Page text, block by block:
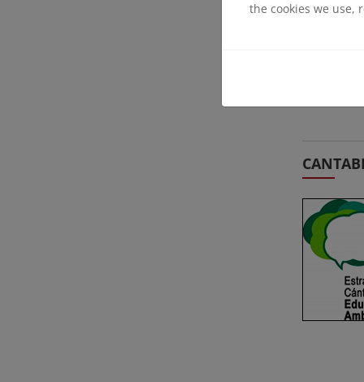
the cookies we use,